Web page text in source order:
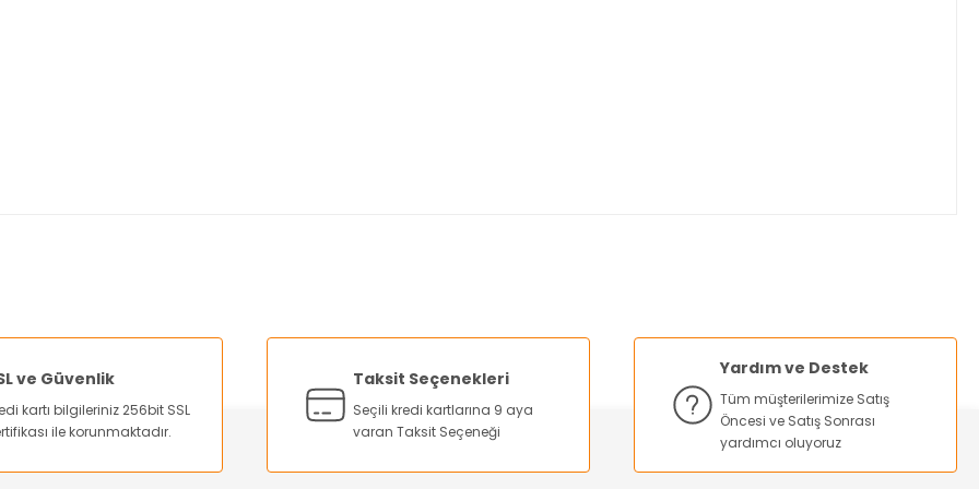
ve Güvenlik
kartı bilgileriniz 256bit SSL
ile korunmaktadır.
Taksit Seçenekleri
Seçili kredi kartlarına 9 aya
varan Taksit Seçeneği
Yardım ve Destek
Tüm müşterilerimize Satış
Öncesi ve Satış Sonrası
yardımcı oluyoruz